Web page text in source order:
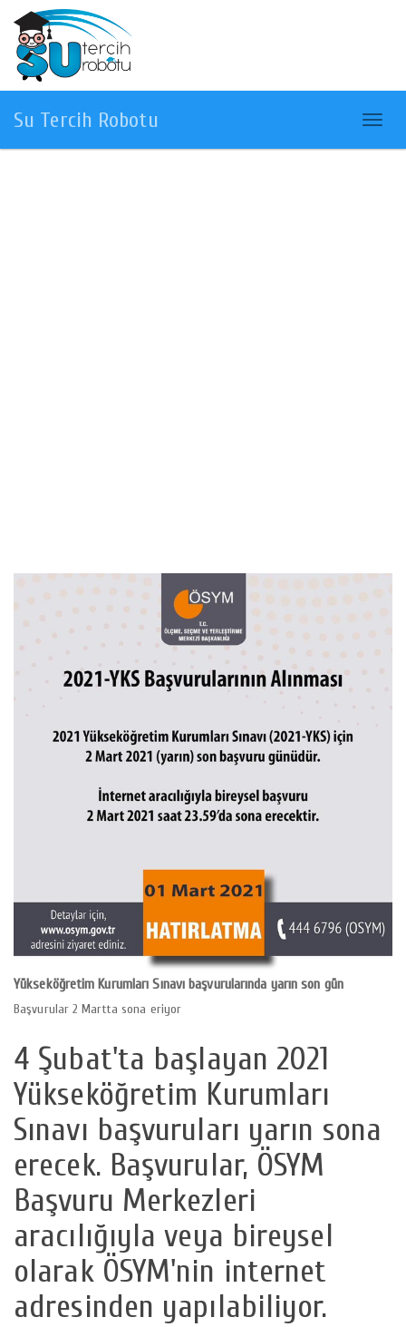
Menü
Su Tercih Robotu
Yükseköğretim Kurumları Sınavı başvurularında yarın son gün
Başvurular 2 Martta sona eriyor
4 Şubat'ta başlayan 2021
Yükseköğretim Kurumları
Sınavı başvuruları yarın sona
erecek. Başvurular, ÖSYM
Başvuru Merkezleri
aracılığıyla veya bireysel
olarak ÖSYM'nin internet
adresinden yapılabiliyor.